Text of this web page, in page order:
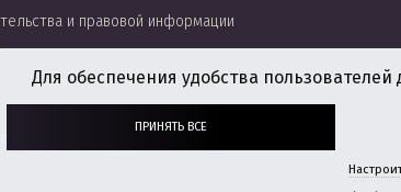
и правовой информации
Для обеспечения удобства
ПРИНЯТЬ ВСЕ